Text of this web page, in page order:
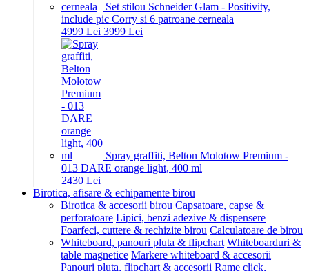
Set stilou Schneider Glam - Positivity,
include pic Corry si 6 patroane cerneala
4999 Lei 3999 Lei
Spray graffiti, Belton Molotow Premium -
013 DARE orange light, 400 ml
2430 Lei
Birotica, afisare & echipamente birou
Birotica & accesorii birou Capsatoare, capse &
perforatoare Lipici, benzi adezive & dispensere
Foarfeci, cuttere & rechizite birou Calculatoare de birou
Whiteboard, panouri pluta & flipchart Whiteboarduri &
table magnetice Markere whiteboard & accesorii
Panouri pluta, flipchart & accesorii Rame click,